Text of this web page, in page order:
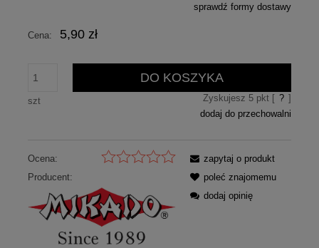
Cena nie zawiera ewentualnych kosztów płatności
sprawdź formy dostawy
Cena: 5,90 zł
szt
DO KOSZYKA
Zyskujesz 5pkt [ ? ]
dodaj do przechowalni
Ocena:
Producent:
zapytaj o produkt
poleć znajomemu
dodaj opinię